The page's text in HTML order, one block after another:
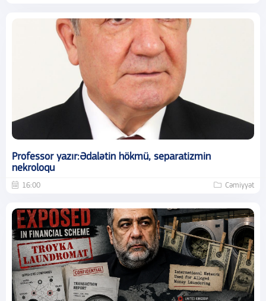
Professor yazır:Ədalətin hökmü, separatizmin
nekroloqu
16:00 Cəmiyyət